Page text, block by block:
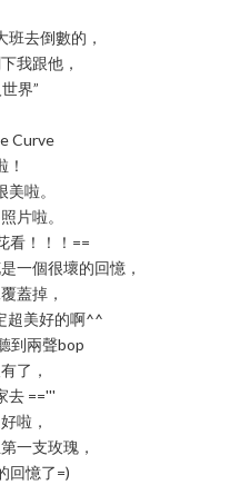
班去倒數的，
我跟他，
界”
Curve
！
啦。
片啦。
看！！！==
一個很壞的回憶，
蓋掉，
超美好的啊^^
到兩聲bop
了，
去 =='''
啦，
一支玫瑰，
回憶了=)